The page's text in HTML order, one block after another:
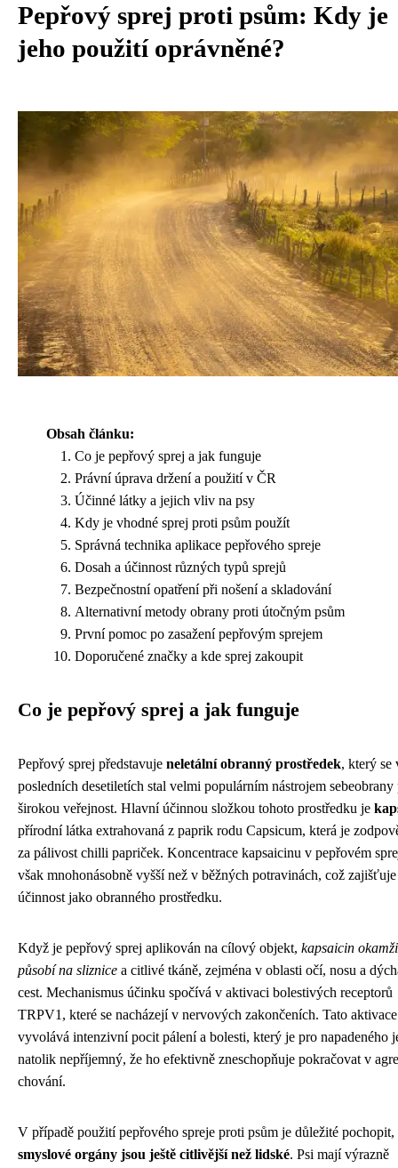
Pepřový sprej proti psům: Kdy je
jeho použití oprávněné?
Obsah článku:
Co je pepřový sprej a jak funguje
Právní úprava držení a použití v ČR
Účinné látky a jejich vliv na psy
Kdy je vhodné sprej proti psům použít
Správná technika aplikace pepřového spreje
Dosah a účinnost různých typů sprejů
Bezpečnostní opatření při nošení a skladování
Alternativní metody obrany proti útočným psům
První pomoc po zasažení pepřovým sprejem
Doporučené značky a kde sprej zakoupit
Co je pepřový sprej a jak funguje
Pepřový sprej představuje neletální obranný prostředek, který se
posledních desetiletích stal velmi populárním nástrojem sebeobrany
širokou veřejnost. Hlavní účinnou složkou tohoto prostředku je
přírodní látka extrahovaná z paprik rodu Capsicum, která je
za pálivost chilli papriček. Koncentrace kapsaicinu v pepřovém
však mnohonásobně vyšší než v běžných potravinách, což
účinnost jako obranného prostředku.
Když je pepřový sprej aplikován na cílový objekt, kapsaicin
působí na sliznice a citlivé tkáně, zejména v oblasti očí, nosu a
cest. Mechanismus účinku spočívá v aktivaci bolestivých receptorů
TRPV1, které se nacházejí v nervových zakončeních. Tato aktivace
vyvolává intenzivní pocit pálení a bolesti, který je pro napadeného
natolik nepříjemný, že ho efektivně zneschopňuje pokračovat v
chování.
V případě použití pepřového spreje proti psům je důležité
smyslové orgány jsou ještě citlivější než lidské. Psi mají výrazně